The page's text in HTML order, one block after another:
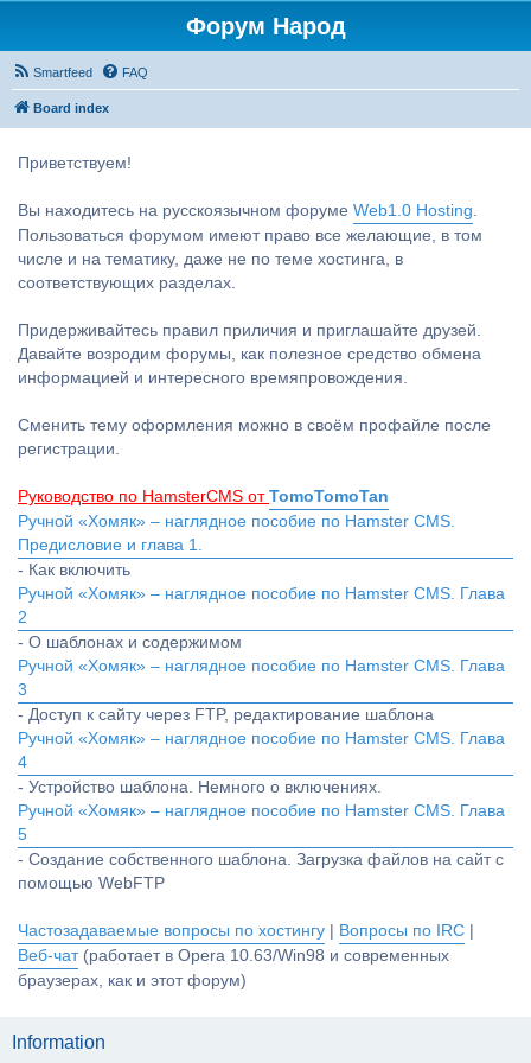
Форум Народ
Smartfeed FAQ
Board index
Приветствуем!
Вы находитесь на русскоязычном форуме Web1.0 Hosting.
Пользоваться форумом имеют право все желающие, в том
числе и на тематику, даже не по теме хостинга, в
соответствующих разделах.
Придерживайтесь правил приличия и приглашайте друзей.
Давайте возродим форумы, как полезное средство обмена
информацией и интересного времяпровождения.
Сменить тему оформления можно в своём профайле после
регистрации.
Руководство по HamsterCMS от TomoTomoTan
Ручной «Хомяк» – наглядное пособие по Hamster CMS.
Предисловие и глава 1.
- Как включить
Ручной «Хомяк» – наглядное пособие по Hamster CMS. Глава
2
- О шаблонах и содержимом
Ручной «Хомяк» – наглядное пособие по Hamster CMS. Глава
3
- Доступ к сайту через FTP, редактирование шаблона
Ручной «Хомяк» – наглядное пособие по Hamster CMS. Глава
4
- Устройство шаблона. Немного о включениях.
Ручной «Хомяк» – наглядное пособие по Hamster CMS. Глава
5
- Создание собственного шаблона. Загрузка файлов на сайт с
помощью WebFTP
Частозадаваемые вопросы по хостингу Вопросы по IRC
Веб-чат(работает в Opera 10.63/Win98 и современных
браузерах, как и этот форум)
Information